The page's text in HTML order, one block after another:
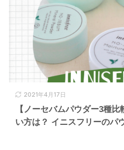
2021年4月17日
【ノーセバムパウダー3種
い方は？ イニスフリーのパ